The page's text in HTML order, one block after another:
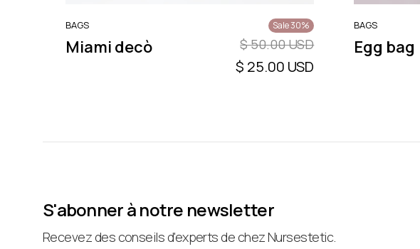
BAGS
Miami decò
Sale 30%
$ 50.00 USD
$ 25.00 USD
BAGS
Egg bag
S'abonner à notre newsletter
Recevez des conseils d'experts de chez Nursestetic.